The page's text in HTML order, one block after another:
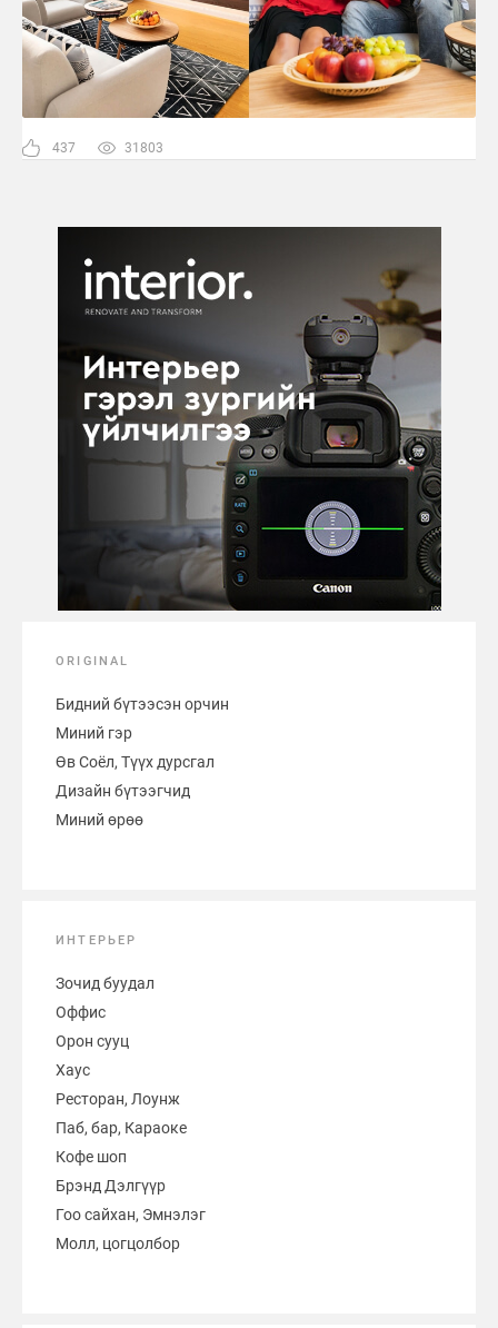
437 31803
ORIGINAL
Бидний бүтээсэн орчин
Миний гэр
Өв Соёл, Түүх дурсгал
Дизайн бүтээгчид
Миний өрөө
ИНТЕРЬЕР
Зочид буудал
Оффис
Орон сууц
Хаус
Ресторан, Лоунж
Паб, бар, Караоке
Кофе шоп
Брэнд Дэлгүүр
Гоо сайхан, Эмнэлэг
Молл, цогцолбор